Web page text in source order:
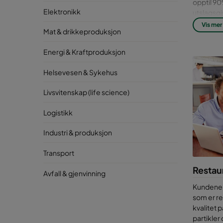
Elektronikk
Mat & drikkeproduksjon
Energi & Kraftproduksjon
Helsevesen & Sykehus
Livsvitenskap (life science)
Logistikk
Industri & produksjon
Transport
Avfall & gjenvinning
opptil
Camfils
Vis mer
som er
kvalitet
partikler